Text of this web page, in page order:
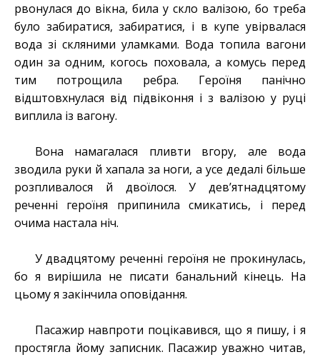
рвонулася до вікна, била у скло валізою, бо треба
було забиратися, забиратися, і в купе увірвалася
вода зі скляними уламками. Вода топила вагони
один за одним, когось поховала, а комусь перед
тим потрощила ребра. Героїня панічно
відштовхнулася від підвіконня і з валізою у руці
виплила із вагону.
Вона намагалася пливти вгору, але вода
зводила руки й хапала за ноги, а усе дедалі більше
розпливалося й двоїлося. У дев’ятнадцятому
реченні героїня припинила смикатись, і перед
очима настала ніч.
У двадцятому реченні героїня не прокинулась,
бо я вирішила не писати банальний кінець. На
цьому я закінчила оповідання.
Пасажир навпроти поцікавився, що я пишу, і я
простягла йому записник. Пасажир уважно читав,